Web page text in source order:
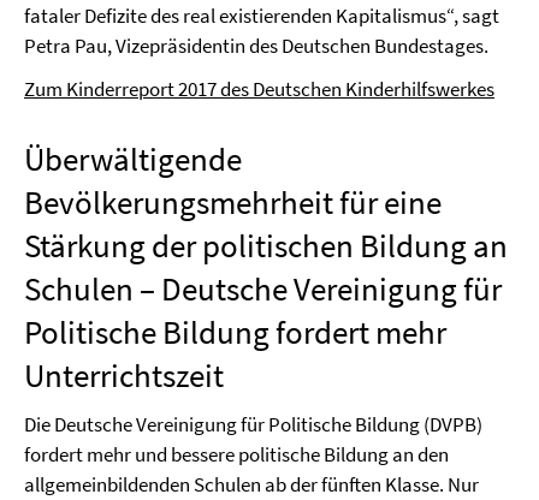
fataler Defizite des real existierenden Kapitalismus“, sagt
Petra Pau, Vizepräsidentin des Deutschen Bundestages.
Zum Kinderreport 2017 des Deutschen Kinderhilfswerkes
Überwältigende
Bevölkerungsmehrheit für eine
Stärkung der politischen Bildung an
Schulen – Deutsche Vereinigung für
Politische Bildung fordert mehr
Unterrichtszeit
Die Deutsche Vereinigung für Politische Bildung (DVPB)
fordert mehr und bessere politische Bildung an den
allgemeinbildenden Schulen ab der fünften Klasse. Nur